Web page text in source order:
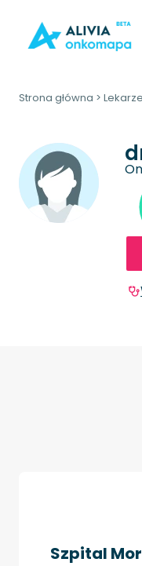
Strona główna > Lekarze
Szpital